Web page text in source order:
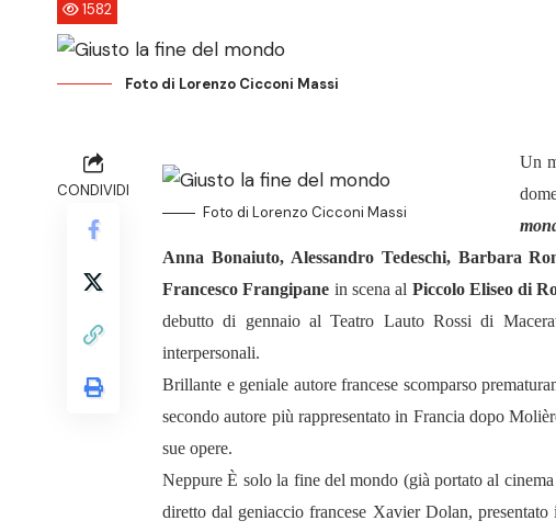
1582
Foto di Lorenzo Cicconi Massi
CONDIVIDI
Foto di Lorenzo Cicconi Massi
Un
Anna Bonaiuto, Alessandro Tedeschi, Barbara
Francesco Frangipane in scena al Piccolo Eliseo di
debutto di gennaio al Teatro Lauto Rossi di
interpersonali.
Brillante e geniale autore francese scomparso
secondo autore più rappresentato in Francia dopo
sue opere.
Neppure È solo la fine del mondo (già portato al
diretto dal geniaccio francese Xavier Dolan,